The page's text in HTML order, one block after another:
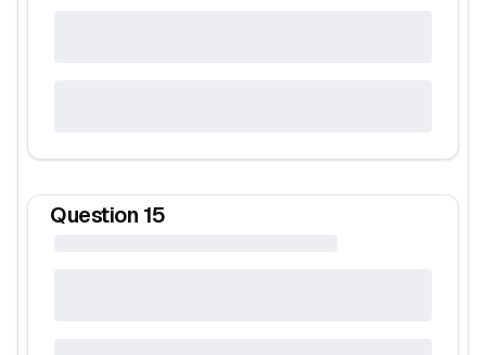
Question 15